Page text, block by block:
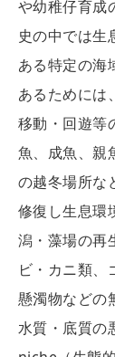
や幼稚仔育成
史の中では生
ある特定の海
あるためには
移動・回遊等
魚、成魚、親
の越冬場所な
修復し生息環
潟・藻場の再
ビ・カニ類、
懸濁物などの
水質・底質の